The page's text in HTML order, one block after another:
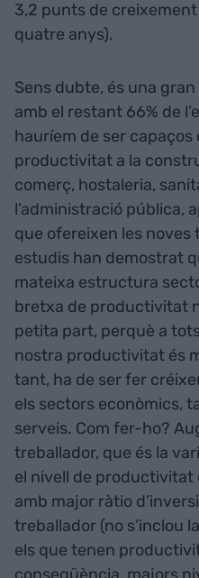
3,2 punts de
quatre anys).
Sens dubte, és una
amb el restant 66% de
hauríem de ser capaços
productivitat a la
comerç, hostaleria,
l’administració pública,
que ofereixen les noves
estudis han demostrat
mateixa estructura
bretxa de productivitat
petita part, perquè a
nostra productivitat és
tant, ha de ser fer
els sectors econòmics,
serveis. Com fer-ho?
treballador, que és la
el nivell de productivitat
amb major ràtio
treballador (no s’inclou
els que tenen